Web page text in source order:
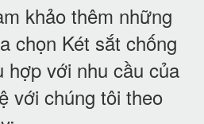
khảo thêm những
chọn Két sắt chống
hợp với nhu cầu của
với chúng tôi theo